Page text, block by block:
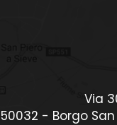
Via
50032 - Borgo San